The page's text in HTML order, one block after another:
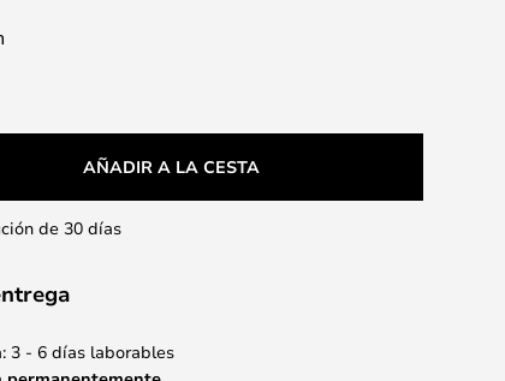
AÑADIR A LA CESTA
de 30 días
3 - 6 días laborables